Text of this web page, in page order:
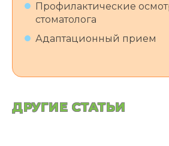
Профилактические
стоматолога
Адаптационный прием
ДРУГИЕ СТАТЬИ